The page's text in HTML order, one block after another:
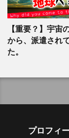
【重要？】宇宙
から、派遣され
た。
プロフィ